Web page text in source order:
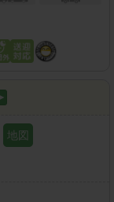
地図